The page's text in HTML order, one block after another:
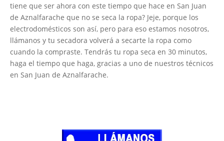
tiene que ser ahora con este tiempo que hace en San Juan
de Aznalfarache que no se seca la ropa? Jeje, porque los
electrodomésticos son así, pero para eso estamos nosotros,
llámanos y tu secadora volverá a secarte la ropa como
cuando la compraste. Tendrás tu ropa seca en 30 minutos,
haga el tiempo que haga, gracias a uno de nuestros técnicos
en San Juan de Aznalfarache.